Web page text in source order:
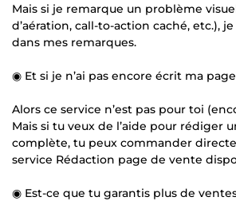
Mais si je remarque un problème
d’aération, call-to-action caché, etc.),
dans mes remarques.
◉ Et si je n’ai pas encore écrit ma
Alors ce service n’est pas pour toi
Mais si tu veux de l’aide pour rédiger
complète, tu peux commander
service Rédaction page de vente
◉ Est-ce que tu garantis plus de